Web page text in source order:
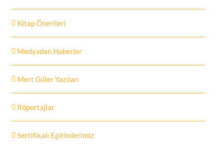
Kitap Önerileri
Medyadan Haberler
Mert Güler Yazıları
Röportajlar
Sertifikalı Eğitimlerimiz